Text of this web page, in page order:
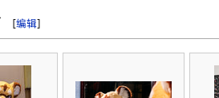
[编辑]